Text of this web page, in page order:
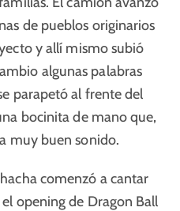
de pueblos originarios
y allí mismo subió
algunas palabras
parapetó al frente del
bocinita de mano que,
muy buen sonido.
comenzó a cantar
opening de Dragon Ball